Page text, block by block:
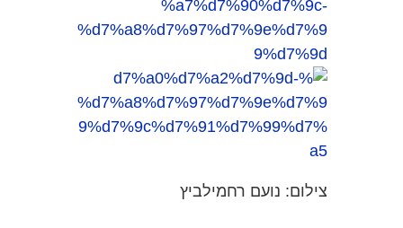
צילום: נועם רחמילביץ